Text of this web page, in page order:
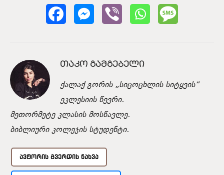
ᲗᲐᲙᲝ ᲒᲐᲛᲒᲔᲑᲔᲚᲘ
ქალაქ გორის „სიცოცხლის სიტყვის“
ეკლესიის წევრი.
მეთორმეტე კლასის მოსწავლე.
ბიბლიური კოლეჯის სტუდენტი.
ᲐᲕᲢᲝᲠᲘᲡ ᲒᲕᲔᲠᲓᲘᲡ ᲜᲐᲮᲕᲐ